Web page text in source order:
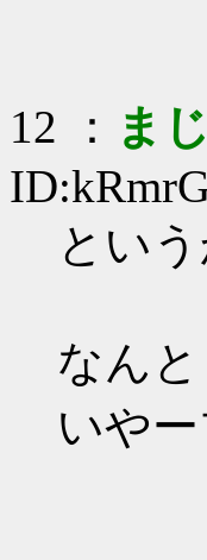
12 ： まじ
とい
なん
いや